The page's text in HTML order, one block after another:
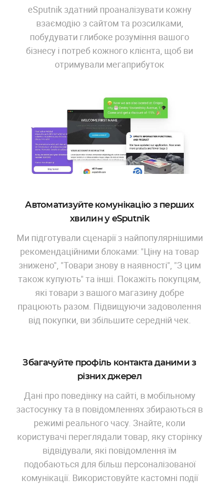
eSputnik здатний проаналізувати кожну
взаємодію з сайтом та розсилками,
побудувати глибоке розуміння вашого
бізнесу і потреб кожного клієнта, щоб ви
отримували мегаприбуток
Автоматизуйте комунікацію з перших
хвилин у eSputnik
Ми підготували сценарії з найпопулярнішими
рекомендаційними блоками: "Ціну на товар
знижено", "Товари знову в наявності", "З цим
також купують" та інші. Покажіть покупцям,
які товари з вашого магазину добре
працюють разом. Підвищуючи задоволення
від покупки, ви збільшите середній чек.
Збагачуйте профіль контакта даними з
різних джерел
Дані про поведінку на сайті, в мобільному
застосунку та в повідомленнях збираються в
режимі реального часу. Знайте, коли
користувачі переглядали товар, яку сторінку
відвідували, які повідомлення їм
подобаються для більш персоналізованої
комунікації. Використовуйте кастомні події